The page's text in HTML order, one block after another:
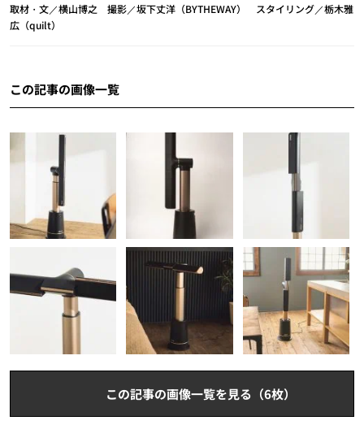
取材・文／横山博之 撮影／坂下丈洋（BYTHEWAY） スタイリング／栃木雅
広（quilt）
この記事の画像一覧
この記事の画像一覧を見る（6枚）